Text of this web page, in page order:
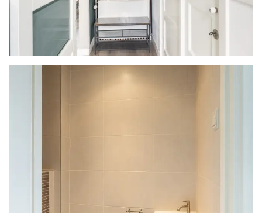
koper van cruciaal belang zijn, adviseren wij
deze zelf na te meten. De (kandidaat)koper(s)
zullen, indien gewenst, daartoe in de
gelegenheid gesteld worden op een passend
moment teneinde teleurstellingen en schade te
Bij woningen ouder dan 30 jaar zal er standaard
Notariskeuze en kosten
In principe ligt de notariskeuze bij de koper. Het